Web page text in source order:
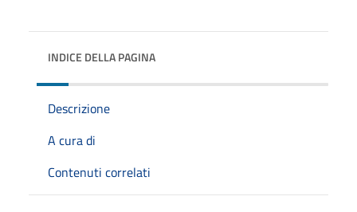
INDICE DELLA PAGINA
Descrizione
A cura di
Contenuti correlati